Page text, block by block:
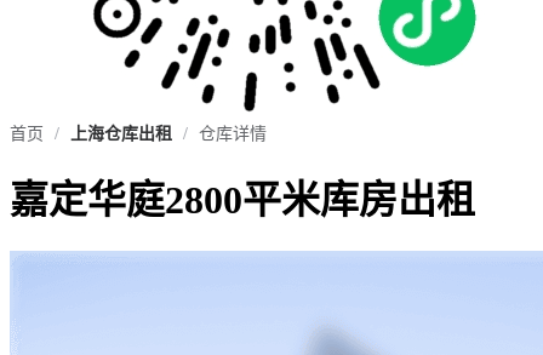
首页 / 上海仓库出租 / 仓库详情
嘉定华庭2800平米库房出租